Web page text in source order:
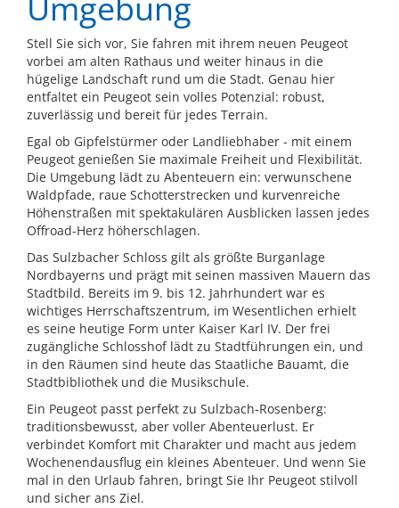
Stell Sie sich vor, Sie fahren mit ihrem neuen Peugeot
vorbei am alten Rathaus und weiter hinaus in die
hügelige Landschaft rund um die Stadt. Genau hier
entfaltet ein Peugeot sein volles Potenzial: robust,
zuverlässig und bereit für jedes Terrain.
Egal ob Gipfelstürmer oder Landliebhaber - mit einem
Peugeot genießen Sie maximale Freiheit und Flexibilität.
Die Umgebung lädt zu Abenteuern ein: verwunschene
Waldpfade, raue Schotterstrecken und kurvenreiche
Höhenstraßen mit spektakulären Ausblicken lassen jedes
Offroad-Herz höherschlagen.
Das Sulzbacher Schloss gilt als größte Burganlage
Nordbayerns und prägt mit seinen massiven Mauern das
Stadtbild. Bereits im 9. bis 12. Jahrhundert war es
wichtiges Herrschaftszentrum, im Wesentlichen erhielt
es seine heutige Form unter Kaiser Karl IV. Der frei
zugängliche Schlosshof lädt zu Stadtführungen ein, und
in den Räumen sind heute das Staatliche Bauamt, die
Stadtbibliothek und die Musikschule.
Ein Peugeot passt perfekt zu Sulzbach-Rosenberg:
traditionsbewusst, aber voller Abenteuerlust. Er
verbindet Komfort mit Charakter und macht aus jedem
Wochenendausflug ein kleines Abenteuer. Und wenn Sie
mal in den Urlaub fahren, bringt Sie Ihr Peugeot stilvoll
und sicher ans Ziel.